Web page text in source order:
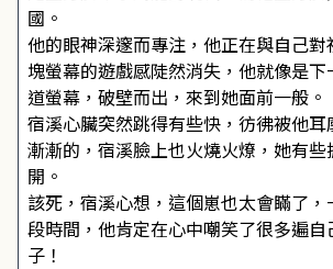
國。
他的眼神深邃而專注，他正在與自己
塊螢幕的遊戲感陡然消失，他就像是
道螢幕，破壁而出，來到她面前一般。
宿溪心臟突然跳得有些快，彷彿被他耳
漸漸的，宿溪臉上也火燒火燎，她有些
開。
該死，宿溪心想，這個崽也太會瞞了
段時間，他肯定在心中嘲笑了很多遍
子！